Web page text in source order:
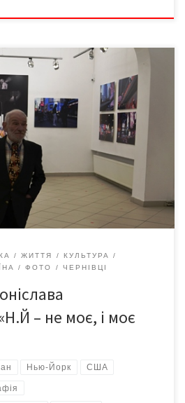
культури «Вернісаж» відбулося
не моє, і моє місто» Броніслава
фотографа та заслуженого діяча
І у нинішній воєнний час
важких для нашої країни
на Україну, займає активну
ЖИТТЯ
КУЛЬТУРА
ФОТО ЧЕРНІВЦІ
– не моє, і моє
Нью-Йорк США